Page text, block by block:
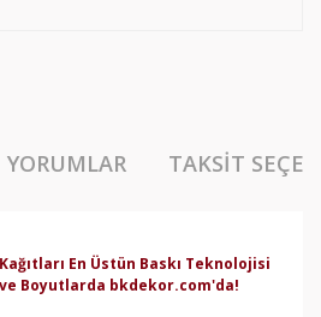
YORUMLAR TAKSIT
En Üstün Baskı Teknolojisi
Boyutlarda bkdekor.com'da!